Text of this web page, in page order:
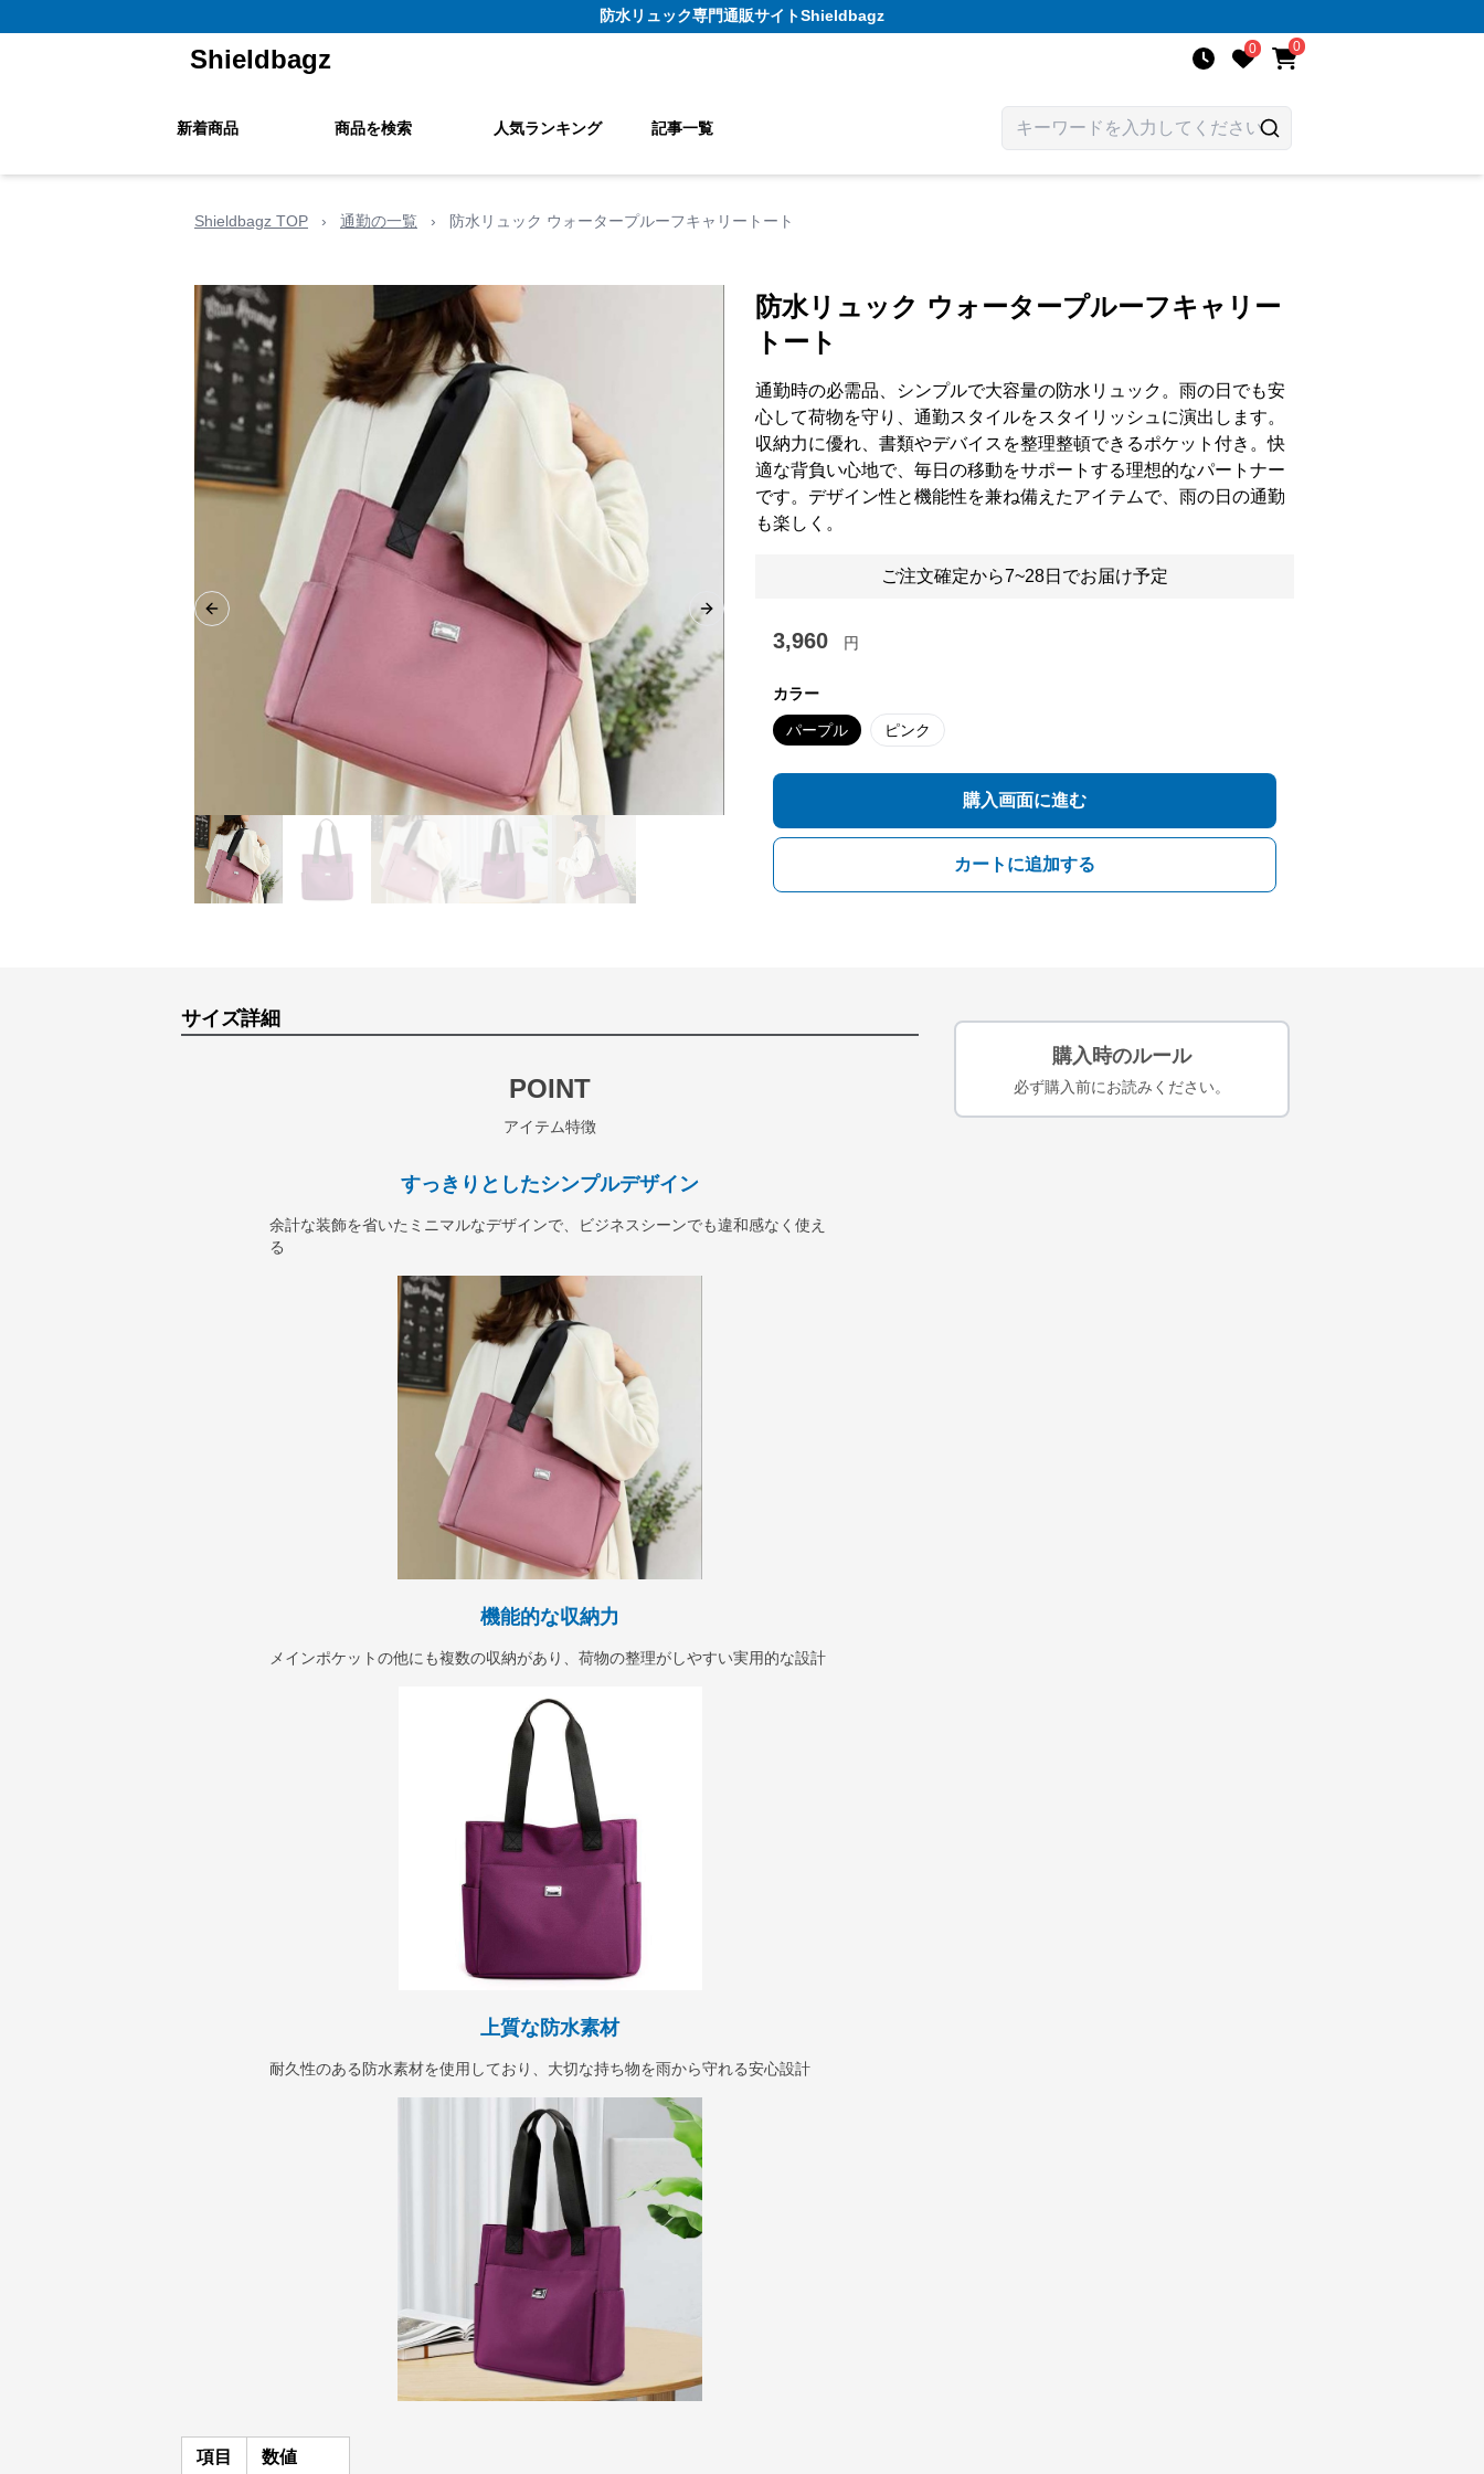
防水リュック専門通販サイトShieldbagz
Shieldbagz 0 0
新着商品 商品を検索 人気ランキング 記事一覧
Shieldbagz TOP › 通勤の一覧 › 防水リュック ウォータープルーフキャリートート
Previous slide Next slide
防水リュック ウォータープルーフキャリー
トート
通勤時の必需品、シンプルで大容量の防水リュック。雨の日でも安
心して荷物を守り、通勤スタイルをスタイリッシュに演出します。
収納力に優れ、書類やデバイスを整理整頓できるポケット付き。快
適な背負い心地で、毎日の移動をサポートする理想的なパートナー
です。デザイン性と機能性を兼ね備えたアイテムで、雨の日の通勤
も楽しく。
ご注文確定から7~28日でお届け予定
3,960 円
カラー
パープル ピンク
購入画面に進む
カートに追加する
サイズ詳細
POINT
アイテム特徴
すっきりとしたシンプルデザイン
余計な装飾を省いたミニマルなデザインで、ビジネスシーンでも違和感なく使え
る
機能的な収納力
メインポケットの他にも複数の収納があり、荷物の整理がしやすい実用的な設計
上質な防水素材
耐久性のある防水素材を使用しており、大切な持ち物を雨から守れる安心設計
項目 数値
購入時のルール
必ず購入前にお読みください。